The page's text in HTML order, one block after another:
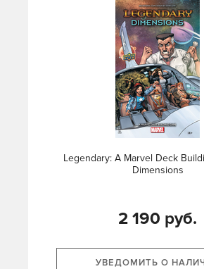
Legendary: A Marvel Deck
Dimensions
2 190 руб.
УВЕДОМИТЬ О